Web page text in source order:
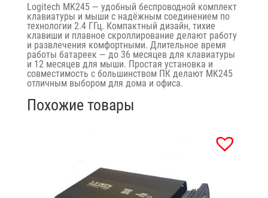
Logitech MK245 — удобный беспроводной комплект
клавиатуры и мыши с надёжным соединением по
технологии 2.4 ГГц. Компактный дизайн, тихие
клавиши и плавное скроллирование делают работу
и развлечения комфортными. Длительное время
работы батареек — до 36 месяцев для клавиатуры
и 12 месяцев для мыши. Простая установка и
совместимость с большинством ПК делают MK245
отличным выбором для дома и офиса.
Похожие товары